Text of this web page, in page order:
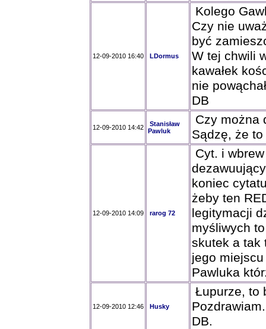
12-09-2010 16:40 LDormus
Kolego
Czy nie
być
W tej chwili
kawałek
nie
DB
12-09-2010 14:42
Stanisław
Pawluk
Czy można
Sądzę, że
12-09-2010 14:09 rarog 72
Cyt. i
koniec
żeby ten
legitymacji
myśliwych
skutek a tak
jego
Pawluka
12-09-2010 12:46 Husky
Łupurze, to
Pozdrawiam.
DB.